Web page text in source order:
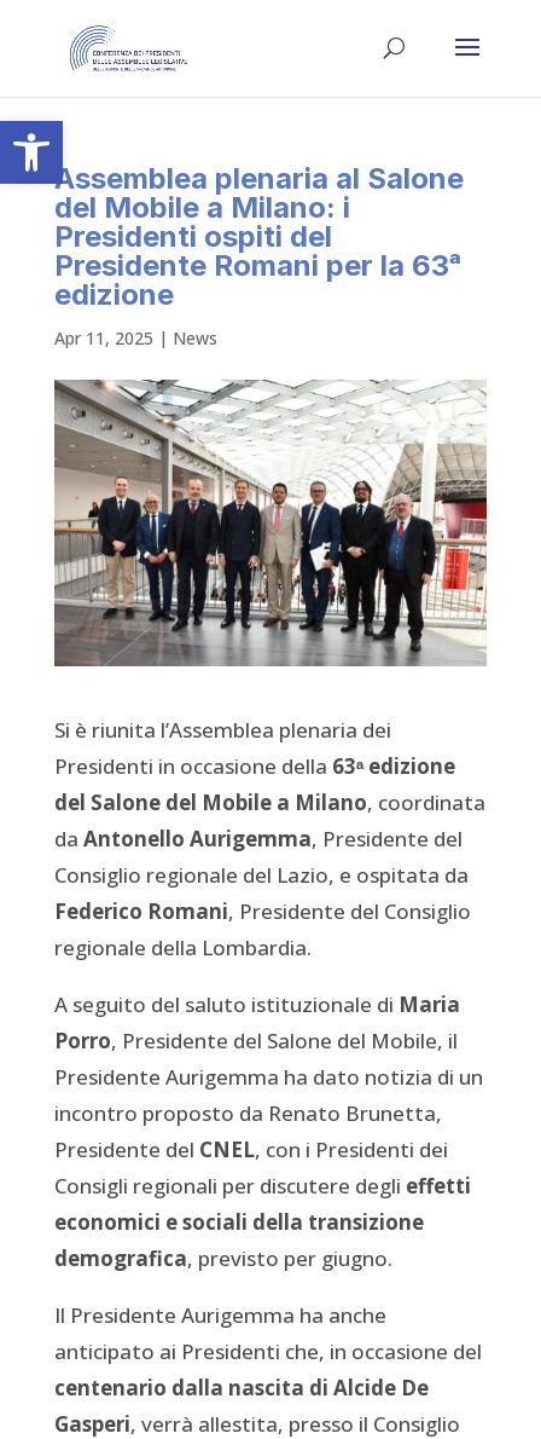
Apri la barra degli strumenti
Assemblea plenaria al Salone
del Mobile a Milano: i
Presidenti ospiti del
Presidente Romani per la 63ᵃ
edizione
Apr 11, 2025 | News
Si è riunita l’Assemblea plenaria dei
Presidenti in occasione della 63ᵃ edizione
del Salone del Mobile a Milano, coordinata
da Antonello Aurigemma, Presidente del
Consiglio regionale del Lazio, e ospitata da
Federico Romani, Presidente del Consiglio
regionale della Lombardia.
A seguito del saluto istituzionale di Maria
Porro, Presidente del Salone del Mobile, il
Presidente Aurigemma ha dato notizia di un
incontro proposto da Renato Brunetta,
Presidente del CNEL, con i Presidenti dei
Consigli regionali per discutere degli effetti
economici e sociali della transizione
demografica, previsto per giugno.
Il Presidente Aurigemma ha anche
anticipato ai Presidenti che, in occasione del
centenario dalla nascita di Alcide De
Gasperi, verrà allestita, presso il Consiglio